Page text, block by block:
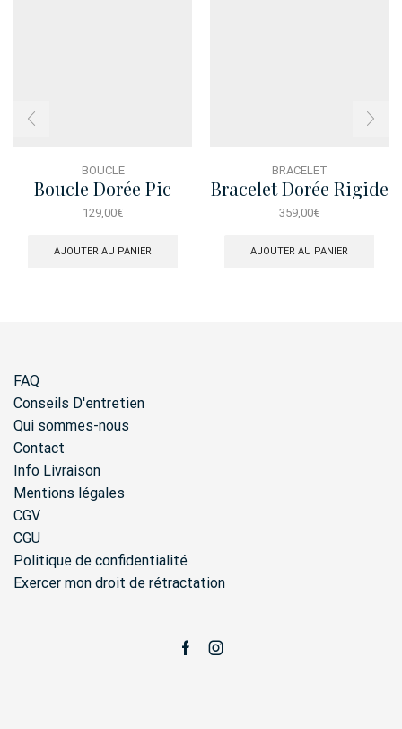
BOUCLE
Boucle Dorée Pic
Solaire Mirage
129,00€
AJOUTER AU PANIER
BRACELET
Bracelet Dorée Rigide
Serpent Vert
359,00€
AJOUTER AU PANIER
FAQ
Conseils D'entretien
Qui sommes-nous
Contact
Info Livraison
Mentions légales
CGV
CGU
Politique de confidentialité
Exercer mon droit de rétractation
FacebookInstagram